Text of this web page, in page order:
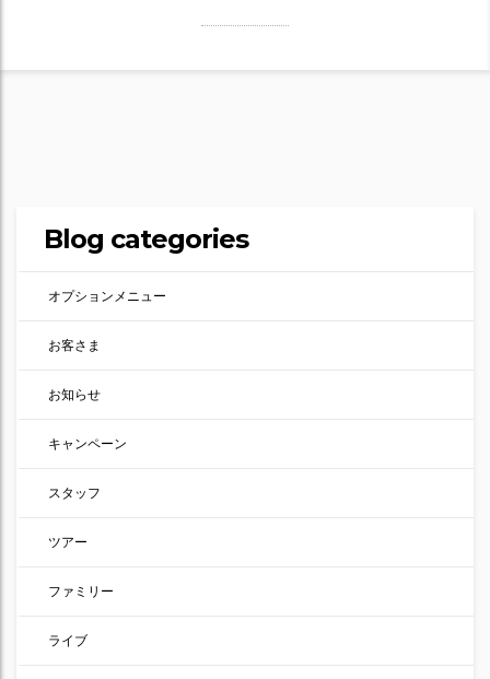
Blog categories
オプションメニュー
お客さま
お知らせ
キャンペーン
スタッフ
ツアー
ファミリー
ライブ